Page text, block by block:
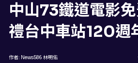
中山73鐵道電影
禮台中車站120週
作者: News586 林明佑